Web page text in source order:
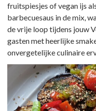
fruitspiesjes of vegan ijs
barbecuesaus in de mix,
de vrije loop tijdens jouw
gasten met heerlijke
onvergetelijke culinaire